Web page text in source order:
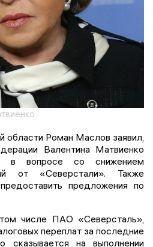
области Роман Маслов заявил,
Валентина Матвиенко
в вопросе со снижением
от «Северстали». Также
предложения по
числе ПАО «Северсталь»,
переплат за последние
сказывается на выполнении